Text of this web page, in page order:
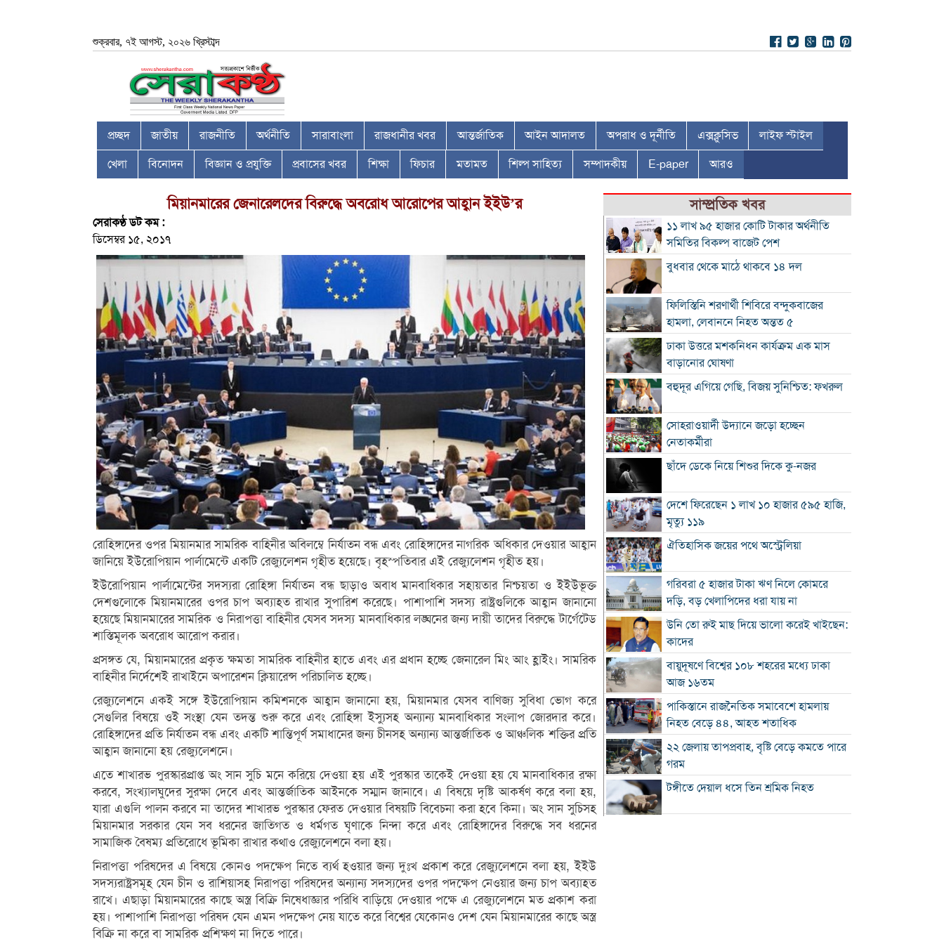
শুক্রবার, ৭ই আগস্ট, ২০২৬ খ্রিস্টাব্দ
প্রচ্ছদ জাতীয় রাজনীতি অর্থনীতি সারাবাংলা রাজধানীর খবর আন্তর্জাতিক আইন আদালত অপরাধ ও দূর্নীতি এক্সক্লুসিভ লাইফ স্টাইল
খেলা বিনোদন বিজ্ঞান ও প্রযুক্তি প্রবাসের খবর শিক্ষা ফিচার মতামত শিল্প সাহিত্য সম্পাদকীয় E-paper আরও
মিয়ানমারের জেনারেলদের বিরুদ্ধে অবরোধ আরোপের আহ্বান ইইউ’র
সেরাকণ্ঠ ডট কম :
ডিসেম্বর ১৫, ২০১৭
রোহিঙ্গাদের ওপর মিয়ানমার সামরিক বাহিনীর অবিলম্বে নির্যাতন বন্ধ এবং রোহিঙ্গাদের নাগরিক অধিকার দেওয়ার আহ্বান
জানিয়ে ইউরোপিয়ান পার্লামেন্টে একটি রেজ্যুলেশন গৃহীত হয়েছে। বৃহস্পতিবার এই রেজ্যুলেশন গৃহীত হয়।
ইউরোপিয়ান পার্লামেন্টের সদস্যরা রোহিঙ্গা নির্যাতন বন্ধ ছাড়াও অবাধ মানবাধিকার সহায়তার নিশ্চয়তা ও ইইউভূক্ত
দেশগুলোকে মিয়ানমারের ওপর চাপ অব্যাহত রাখার সুপারিশ করেছে। পাশাপাশি সদস্য রাষ্ট্রগুলিকে আহ্বান জানানো
হয়েছে মিয়ানমারের সামরিক ও নিরাপত্তা বাহিনীর যেসব সদস্য মানবাধিকার লঙ্ঘনের জন্য দায়ী তাদের বিরুদ্ধে টার্গেটেড
শাস্তিমূলক অবরোধ আরোপ করার।
প্রসঙ্গত যে, মিয়ানমারের প্রকৃত ক্ষমতা সামরিক বাহিনীর হাতে এবং এর প্রধান হচ্ছে জেনারেল মিং আং হ্লাইং। সামরিক
বাহিনীর নির্দেশেই রাখাইনে অপারেশন ক্লিয়ারেন্স পরিচালিত হচ্ছে।
রেজ্যুলেশনে একই সঙ্গে ইউরোপিয়ান কমিশনকে আহ্বান জানানো হয়, মিয়ানমার যেসব বাণিজ্য সুবিধা ভোগ করে
সেগুলির বিষয়ে ওই সংস্থা যেন তদন্ত শুরু করে এবং রোহিঙ্গা ইস্যুসহ অন্যান্য মানবাধিকার সংলাপ জোরদার করে।
রোহিঙ্গাদের প্রতি নির্যাতন বন্ধ এবং একটি শান্তিপূর্ণ সমাধানের জন্য চীনসহ অন্যান্য আন্তর্জাতিক ও আঞ্চলিক শক্তির প্রতি
আহ্বান জানানো হয় রেজ্যুলেশনে।
এতে শাখারভ পুরস্কারপ্রাপ্ত অং সান সুচি মনে করিয়ে দেওয়া হয় এই পুরস্কার তাকেই দেওয়া হয় যে মানবাধিকার রক্ষা
করবে, সংখ্যালঘুদের সুরক্ষা দেবে এবং আন্তর্জাতিক আইনকে সম্মান জানাবে। এ বিষয়ে দৃষ্টি আকর্ষণ করে বলা হয়,
যারা এগুলি পালন করবে না তাদের শাখারভ পুরস্কার ফেরত দেওয়ার বিষয়টি বিবেচনা করা হবে কিনা। অং সান সুচিসহ
মিয়ানমার সরকার যেন সব ধরনের জাতিগত ও ধর্মগত ঘৃণাকে নিন্দা করে এবং রোহিঙ্গাদের বিরুদ্ধে সব ধরনের
সামাজিক বৈষম্য প্রতিরোধে ভূমিকা রাখার কথাও রেজ্যুলেশনে বলা হয়।
নিরাপত্তা পরিষদের এ বিষয়ে কোনও পদক্ষেপ নিতে ব্যর্থ হওয়ার জন্য দুঃখ প্রকাশ করে রেজ্যুলেশনে বলা হয়, ইইউ
সদস্যরাষ্ট্রসমূহ যেন চীন ও রাশিয়াসহ নিরাপত্তা পরিষদের অন্যান্য সদস্যদের ওপর পদক্ষেপ নেওয়ার জন্য চাপ অব্যাহত
রাখে। এছাড়া মিয়ানমারের কাছে অস্ত্র বিক্রি নিষেধাজ্ঞার পরিধি বাড়িয়ে দেওয়ার পক্ষে এ রেজ্যুলেশনে মত প্রকাশ করা
হয়। পাশাপাশি নিরাপত্তা পরিষদ যেন এমন পদক্ষেপ নেয় যাতে করে বিশ্বের যেকোনও দেশ যেন মিয়ানমারের কাছে অস্ত্র
বিক্রি না করে বা সামরিক প্রশিক্ষণ না দিতে পারে।
সাম্প্রতিক খবর
১১ লাখ ৯৫ হাজার কোটি টাকার অর্থনীতি
সমিতির বিকল্প বাজেট পেশ
বুধবার থেকে মাঠে থাকবে ১৪ দল
ফিলিস্তিনি শরণার্থী শিবিরে বন্দুকবাজের
হামলা, লেবাননে নিহত অন্তত ৫
ঢাকা উত্তরে মশকনিধন কার্যক্রম এক মাস
বাড়ানোর ঘোষণা
বহুদূর এগিয়ে গেছি, বিজয় সুনিশ্চিত: ফখরুল
সোহরাওয়ার্দী উদ্যানে জড়ো হচ্ছেন
নেতাকর্মীরা
ছাঁদে ডেকে নিয়ে শিশুর দিকে কু-নজর
দেশে ফিরেছেন ১ লাখ ১০ হাজার ৫৯৫ হাজি,
মৃত্যু ১১৯
ঐতিহাসিক জয়ের পথে অস্ট্রেলিয়া
গরিবরা ৫ হাজার টাকা ঋণ নিলে কোমরে
দড়ি, বড় খেলাপিদের ধরা যায় না
উনি তো রুই মাছ দিয়ে ভালো করেই খাইছেন:
কাদের
বায়ুদূষণে বিশ্বের ১০৮ শহরের মধ্যে ঢাকা
আজ ১৬তম
পাকিস্তানে রাজনৈতিক সমাবেশে হামলায়
নিহত বেড়ে ৪৪, আহত শতাধিক
২২ জেলায় তাপপ্রবাহ, বৃষ্টি বেড়ে কমতে পারে
গরম
টঙ্গীতে দেয়াল ধসে তিন শ্রমিক নিহত